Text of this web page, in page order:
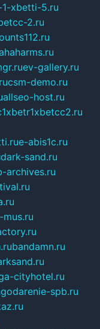
xbetti-5.ru
2.ru
ev-gallery.ru
csm-demo.ru
allseo-host.ru
e-abis1c.ru
dark-sand.ru
archives.ru
mus.ru
bandamn.ru
cityhotel.ru
spb.ru